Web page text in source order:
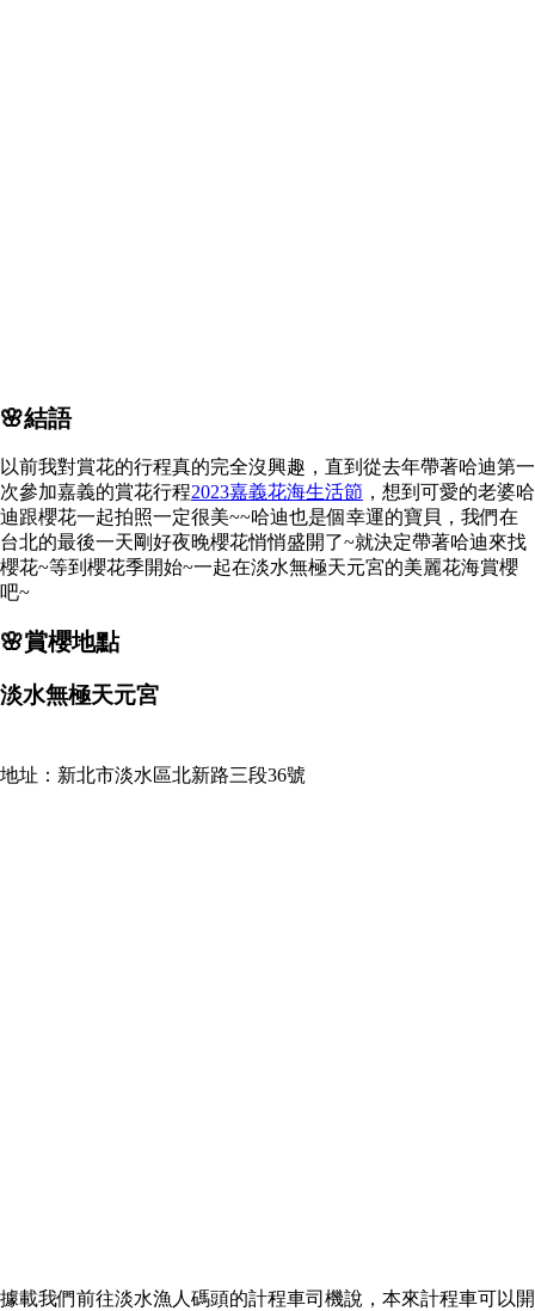
🌸結語
以前我對賞花的行程真的完全沒興趣，直到從去年帶著哈迪第一
次參加嘉義的賞花行程2023嘉義花海生活節 ，想到可愛的老婆哈
迪跟櫻花一起拍照一定很美~~哈迪也是個幸運的寶貝，我們在
台北的最後一天剛好夜晚櫻花悄悄盛開了~就決定帶著哈迪來找
櫻花~等到櫻花季開始~一起在淡水無極天元宮的美麗花海賞櫻
吧~
🌸賞櫻地點
淡水無極天元宮
地址：新北市淡水區北新路三段36號
據載我們前往淡水漁人碼頭的計程車司機說，本來計程車可以開